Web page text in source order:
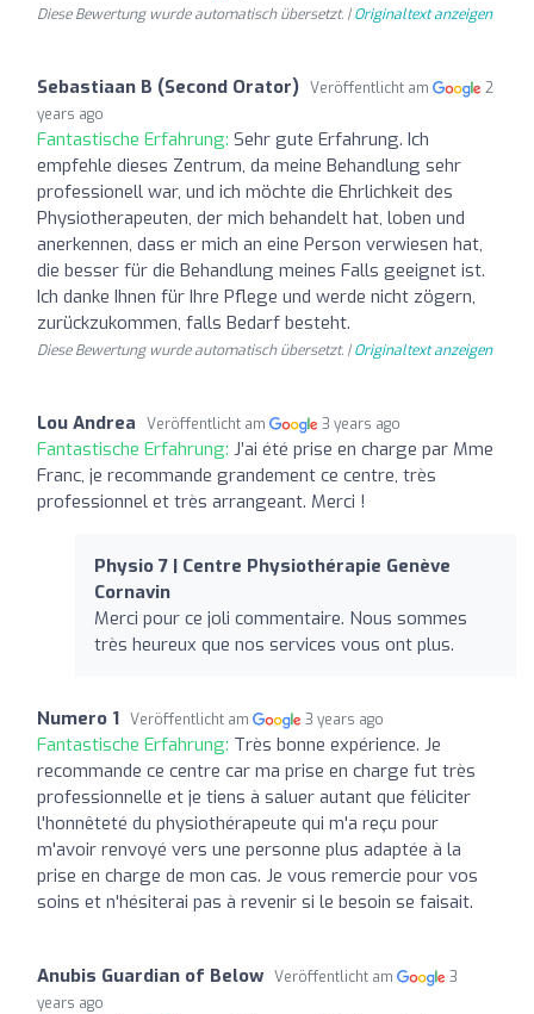
Diese Bewertung wurde automatisch übersetzt. |Originaltext anzeigen
Sebastiaan B (Second Orator) Veröffentlicht am
2
years ago
Fantastische Erfahrung: Sehr gute Erfahrung. Ich
empfehle dieses Zentrum, da meine Behandlung sehr
professionell war, und ich möchte die Ehrlichkeit des
Physiotherapeuten, der mich behandelt hat, loben und
anerkennen, dass er mich an eine Person verwiesen hat,
die besser für die Behandlung meines Falls geeignet ist.
Ich danke Ihnen für Ihre Pflege und werde nicht zögern,
zurückzukommen, falls Bedarf besteht.
Diese Bewertung wurde automatisch übersetzt. |Originaltext anzeigen
Lou Andrea Veröffentlicht am 3 years ago
Fantastische Erfahrung: J’ai été prise en charge par Mme
Franc, je recommande grandement ce centre, très
professionnel et très arrangeant. Merci !
Physio 7 | Centre Physiothérapie Genève
Cornavin
Merci pour ce joli commentaire. Nous sommes
très heureux que nos services vous ont plus.
Numero 1 Veröffentlicht am 3 years ago
Fantastische Erfahrung: Très bonne expérience. Je
recommande ce centre car ma prise en charge fut très
professionnelle et je tiens à saluer autant que féliciter
l'honnêteté du physiothérapeute qui m'a reçu pour
m'avoir renvoyé vers une personne plus adaptée à la
prise en charge de mon cas. Je vous remercie pour vos
soins et n'hésiterai pas à revenir si le besoin se faisait.
Anubis Guardian of Below Veröffentlicht am
3
years ago